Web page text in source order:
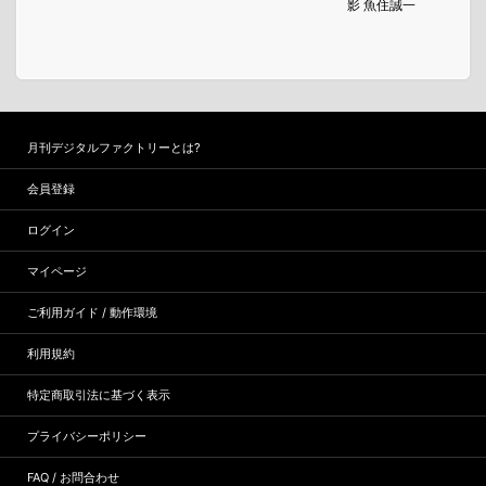
影 魚住誠一
月刊デジタルファクトリーとは?
会員登録
ログイン
マイページ
ご利用ガイド / 動作環境
利用規約
特定商取引法に基づく表示
プライバシーポリシー
FAQ / お問合わせ